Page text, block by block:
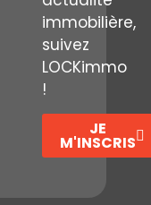
immobilière,
suivez
LOCKimmo
!
JE
M'INSCRIS